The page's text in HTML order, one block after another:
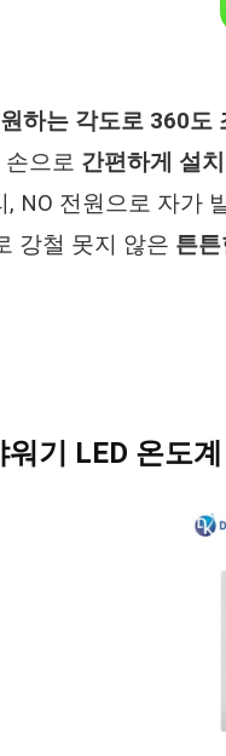
원하는 각도로 360도
손으로 간편하게 설치
, NO 전원으로 자가
강철 못지 않은 튼
워기 LED 온도